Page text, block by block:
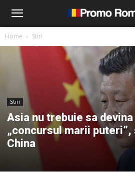
Home Stiri
Stiri
Asia nu trebuie sa
„concursul marii puteri”,
China